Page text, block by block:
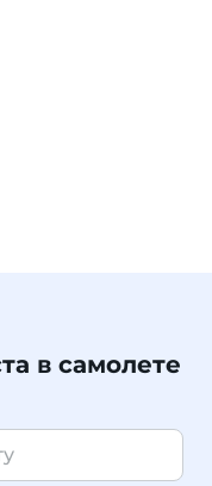
в самолете